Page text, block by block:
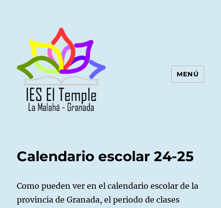
MENÚ
Calendario escolar 24-25
Como pueden ver en el calendario escolar de la
provincia de Granada, el periodo de clases